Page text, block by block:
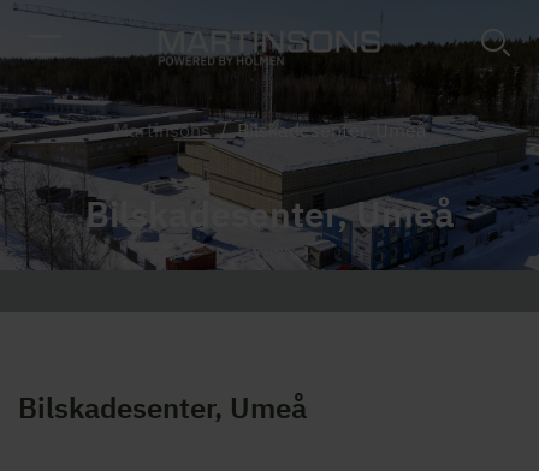
Martinsons / Bilskadesenter, Umeå
Bilskadesenter, Umeå
Bilskadesenter, Umeå